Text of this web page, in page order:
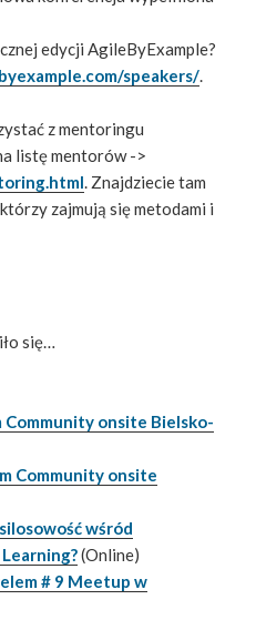
edycji AgileByExample?
speakers/.
z mentoringu
listę mentorów ->
. Znajdziecie tam
zajmują się metodami i
się…
Community onsite Bielsko-
Community onsite
wśród
(Online)
# 9 Meetup w